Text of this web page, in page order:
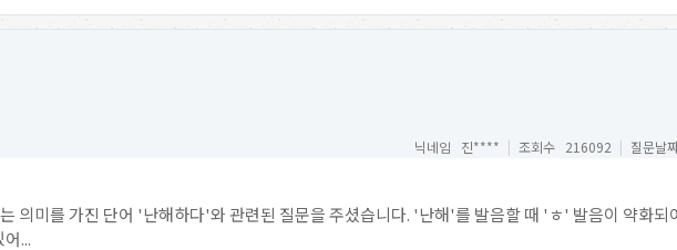
닉네임 진**** | 조회수 216092 | 질문날
의미를 가진 단어 '난해하다'와 관련된 질문을 주셨습니다. '난해'를 발음할 때 'ㅎ' 발음이 약화
...